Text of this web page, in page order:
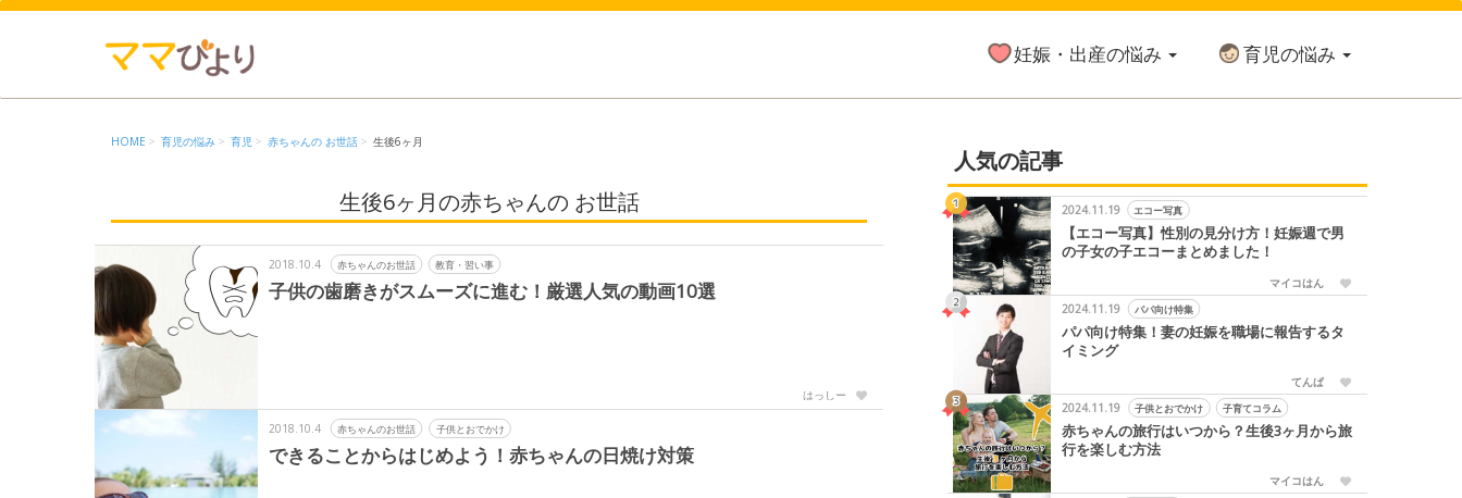
妊娠・出産の悩み 育児の悩み
HOME 育児の悩み 育児 赤ちゃんの お世話 生後6ヶ月
生後6ヶ月の赤ちゃんの お世話
2018.10.4 赤ちゃんのお世話 教育・習い事
子供の歯磨きがスムーズに進む！厳選人気の動画10選
はっしー
2018.10.4 赤ちゃんのお世話 子供とおでかけ
できることからはじめよう！赤ちゃんの日焼け対策
人気の記事
2024.11.19 エコー写真
【エコー写真】性別の見分け方！妊娠週で男
の子女の子エコーまとめました！
マイコはん
2024.11.19
パパ向け特集
パパ向け特集！妻の妊娠を職場に報告するタ
イミング
てんぱ
2024.11.19
子供とおでかけ 子育てコラム
赤ちゃんの旅行はいつから？生後3ヶ月から旅
行を楽しむ方法
マイコはん